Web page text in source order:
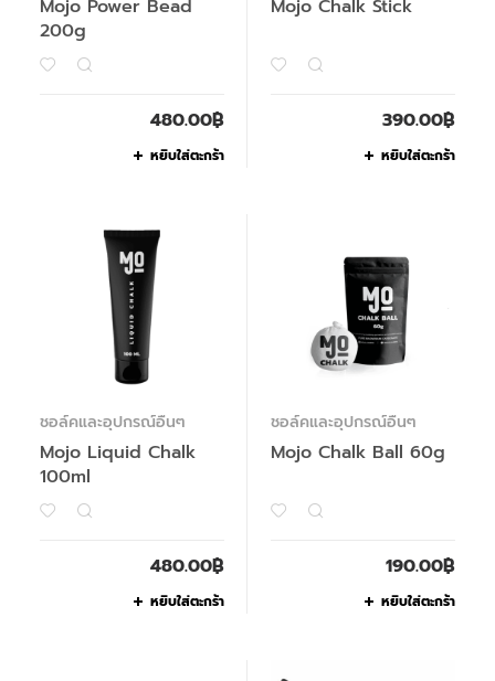
Mojo Power Bead
200g
480.00฿
หยิบใส่ตะกร้า
Mojo Chalk Stick
390.00฿
หยิบใส่ตะกร้า
ชอล์คและอุปกรณ์อื่นๆ
Mojo Liquid Chalk
100ml
480.00฿
หยิบใส่ตะกร้า
ชอล์คและอุปกรณ์อื่นๆ
Mojo Chalk Ball 60g
190.00฿
หยิบใส่ตะกร้า